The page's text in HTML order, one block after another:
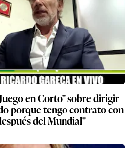
en Corto" sobre dirigir
porque tengo contrato con
del Mundial"